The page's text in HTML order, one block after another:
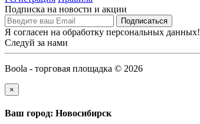
Подписка на новости и акции
Я согласен на обработку персональных данных!
Следуй за нами
Boola - торговая площадка © 2026
×
Ваш город: Новосибирск